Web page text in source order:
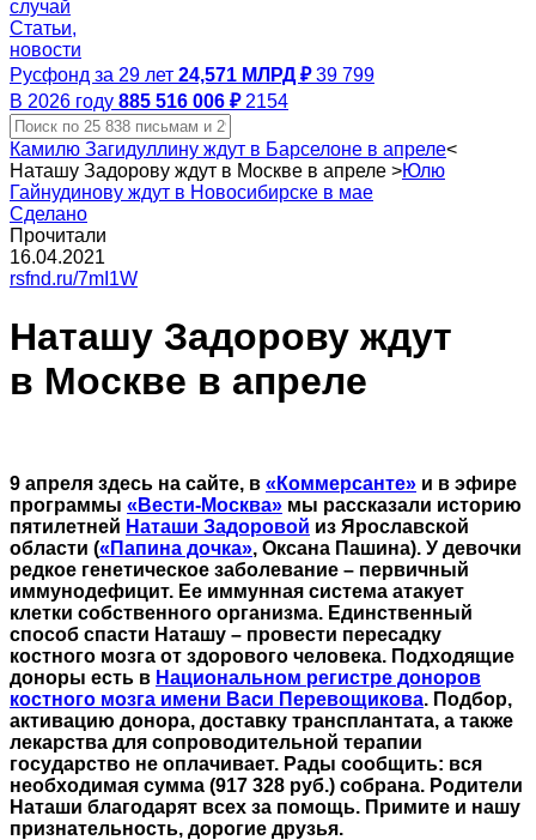
случай
Статьи,
новости
Русфонд за 29 лет 24,571 МЛРД ₽ 39 799
В 2026 году 885 516 006 ₽ 2154
Камилю Загидуллину ждут в Барселоне в апреле<
Наташу Задорову ждут в Москве в апреле >Юлю
Гайнудинову ждут в Новосибирске в мае
Сделано
Прочитали
16.04.2021
rsfnd.ru/7mI1W
Наташу Задорову ждут
в Москве в апреле
9 апреля здесь на сайте, в «Коммерсанте» и в эфире
программы «Вести-Москва» мы рассказали историю
пятилетней Наташи Задоровой из Ярославской
области («Папина дочка», Оксана Пашина). У девочки
редкое генетическое заболевание – первичный
иммунодефицит. Ее иммунная система атакует
клетки собственного организма. Единственный
способ спасти Наташу – провести пересадку
костного мозга от здорового человека. Подходящие
доноры есть в Национальном регистре доноров
костного мозга имени Васи Перевощикова. Подбор,
активацию донора, доставку трансплантата, а также
лекарства для сопроводительной терапии
государство не оплачивает. Рады сообщить: вся
необходимая сумма (917 328 руб.) собрана. Родители
Наташи благодарят всех за помощь. Примите и нашу
признательность, дорогие друзья.